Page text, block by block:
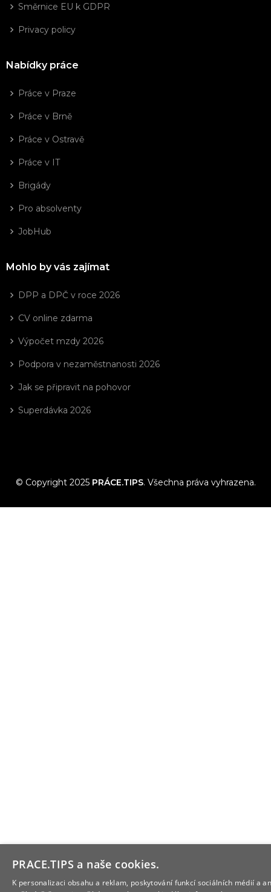
Směrnice EU k GDPR
Privacy policy
Nabídky práce
Práce v Praze
Práce v Brně
Práce v Ostravě
Práce v IT
Brigády
Pro absolventy
JobHub
Mohlo by vás zajímat
DPP a DPČ v roce 2026
CV online zdarma
Výpočet mzdy 2026
Podpora v nezaměstnanosti 2026
Jak se připravit na pohovor
Superdávka 2026
© Copyright 2025 PRÁCE.TIPS. Všechna práva vyhrazena.
PRACE.TIPS a naše cookies.
K personalizaci obsahu a reklam, poskytování funkcí sociálních médií a